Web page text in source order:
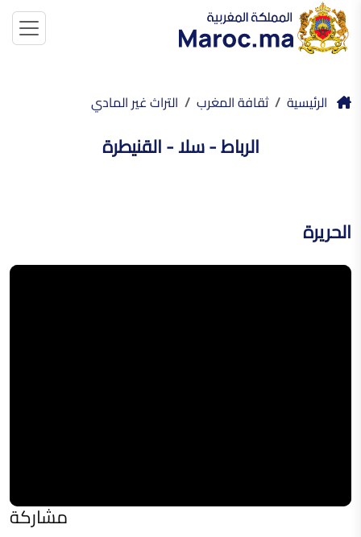
الرئيسية ثقافة المغرب التراث غير المادي
الرباط - سلا - القنيطرة
الحريرة
مشاركة